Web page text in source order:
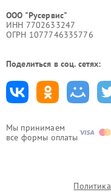
Мы принимаем
все формы оплаты
ООО "Русервис"
ИНН 7702633247
ОГРН 1077746335776
Поделиться в соц. сетях: